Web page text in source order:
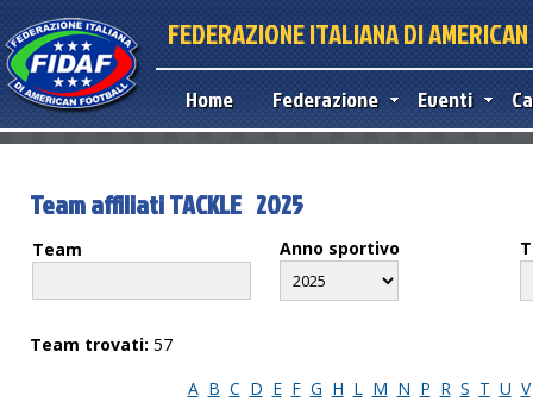
FEDERAZIONE ITALIANA DI
Home Federazione Eventi
Team affiliati TACKLE 2025
Team Anno sportivo
Team trovati: 57
A B C D E F G H L M N P R S T U V